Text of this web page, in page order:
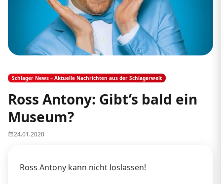
Schlager News – Aktuelle Nachrichten aus der Schlagerwelt
Ross Antony: Gibt’s bald ein
Museum?
24.01.2020
Ross Antony kann nicht loslassen!